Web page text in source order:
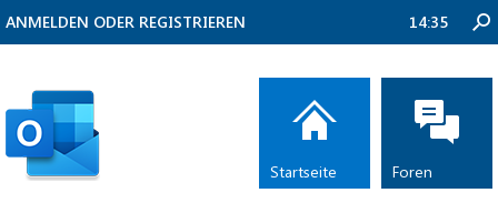
ANMELDEN ODER REGISTRIEREN 14:35
Startseite Foren